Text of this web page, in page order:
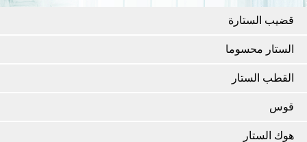
قضيب الستارة
الستار محسوما
القطب الستار
قوس
هوك الستار